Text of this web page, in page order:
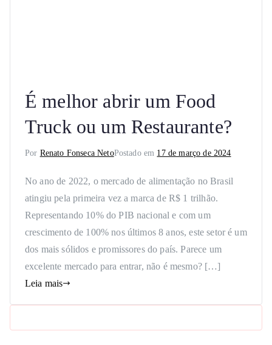
É melhor abrir um Food
Truck ou um Restaurante?
Por Renato Fonseca NetoPostado em 17 de março de 2024
No ano de 2022, o mercado de alimentação no Brasil
atingiu pela primeira vez a marca de R$ 1 trilhão.
Representando 10% do PIB nacional e com um
crescimento de 100% nos últimos 8 anos, este setor é um
dos mais sólidos e promissores do país. Parece um
excelente mercado para entrar, não é mesmo? […]
Leia mais